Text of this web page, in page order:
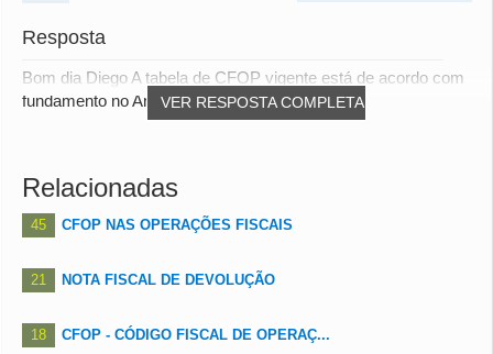
Resposta
VER RESPOSTA COMPLETA
Bom dia Diego A tabela de CFOP vigente está de acordo com
fundamento no Anexo II do Convênio Sinief...
Relacionadas
45 CFOP NAS OPERAÇÕES FISCAIS
21 NOTA FISCAL DE DEVOLUÇÃO
18 CFOP - CÓDIGO FISCAL DE OPERAÇ...